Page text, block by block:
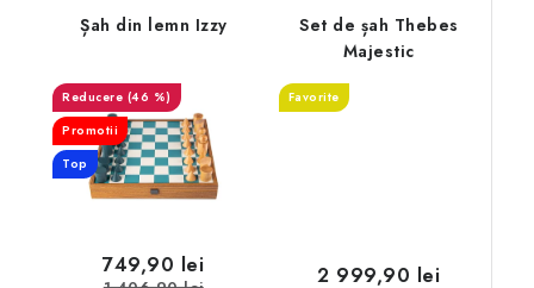
Șah din lemn Izzy
(46 %)
Promotii
Top
749,90 lei
Set de șah Thebes
Majestic
Favorite
2 999,90 lei